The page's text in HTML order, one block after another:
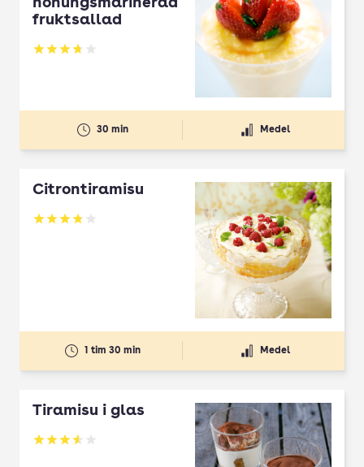
honungsmarinerad
fruktsallad
Betyg: 3.71 av 5
30 min Medel
Citrontiramisu
Betyg: 3.8 av 5
1 tim 30 min Medel
Tiramisu i glas
Betyg: 3.61 av 5